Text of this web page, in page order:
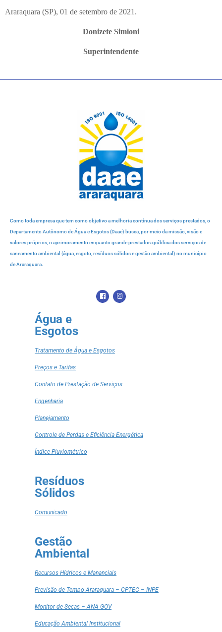
Araraquara (SP), 01 de setembro de 2021.
Donizete Simioni
Superintendente
Como toda empresa que tem como objetivo a melhoria contínua dos serviços prestados, o
Departamento Autônomo de Água e Esgotos (Daae) busca, por meio da missão, visão e
valores próprios, o aprimoramento enquanto grande prestadora pública dos serviços de
saneamento ambiental (água, esgoto, resíduos sólidos e gestão ambiental) no município
de Araraquara.
Água e
Esgotos
Tratamento de Água e Esgotos
Preços e Tarifas
Contato de Prestação de Serviços
Engenharia
Planejamento
Controle de Perdas e Eficiência Energética
Índice Pluviométrico
Resíduos
Sólidos
Comunicado
Gestão
Ambiental
Recursos Hídricos e Mananciais
Previsão de Tempo Araraquara – CPTEC – INPE
Monitor de Secas – ANA GOV
Educação Ambiental Institucional